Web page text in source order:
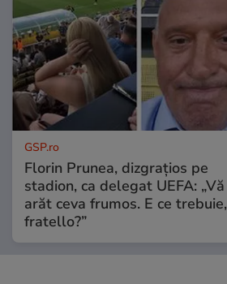
GSP.ro
Florin Prunea, dizgrațios pe
stadion, ca delegat UEFA: „Vă
arăt ceva frumos. E ce trebuie,
fratello?”